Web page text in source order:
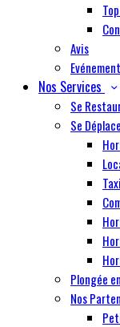
Avis
Nos Services
Se
Se
Plongée
Nos